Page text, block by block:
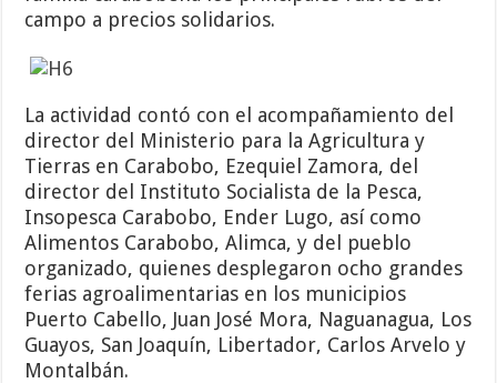
campo a precios solidarios.
La actividad contó con el acompañamiento del
director del Ministerio para la Agricultura y
Tierras en Carabobo, Ezequiel Zamora, del
director del Instituto Socialista de la Pesca,
Insopesca Carabobo, Ender Lugo, así como
Alimentos Carabobo, Alimca, y del pueblo
organizado, quienes desplegaron ocho grandes
ferias agroalimentarias en los municipios
Puerto Cabello, Juan José Mora, Naguanagua, Los
Guayos, San Joaquín, Libertador, Carlos Arvelo y
Montalbán.